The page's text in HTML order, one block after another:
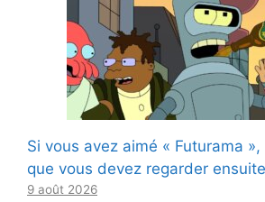
Si vous avez aimé « Futurama
que vous devez regarder ensuite
9 août 2026